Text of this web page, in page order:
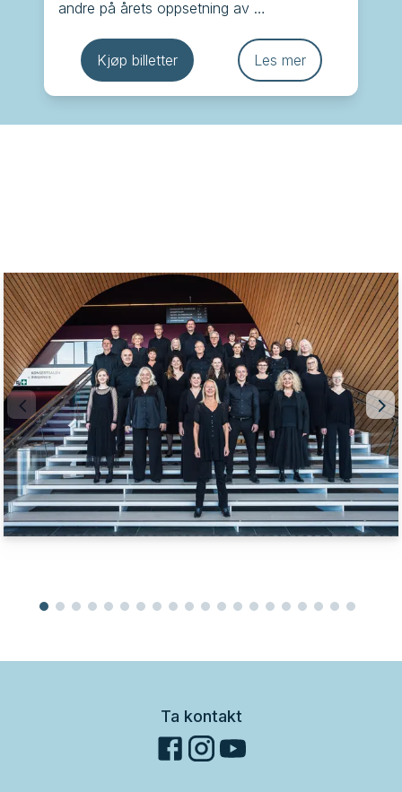
andre på årets oppsetning av
tradisjon i Kilden, der ord og musikk minner
oss om julens egentlige budskap.
Kjøp billetter Les mer
Ta kontakt